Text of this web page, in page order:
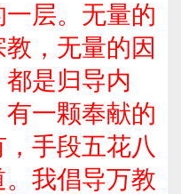
层。无量的
，无量的因
是归导内
一颗奉献的
手段五花八
我倡导万教